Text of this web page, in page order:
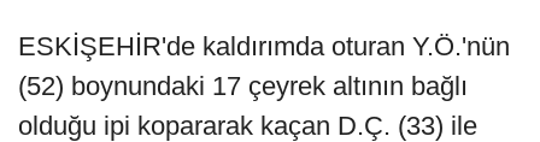
ESKİŞEHİR'de kaldırımda oturan Y.Ö.'nün
(52) boynundaki 17 çeyrek altının bağlı
olduğu ipi kopararak kaçan D.Ç. (33) ile